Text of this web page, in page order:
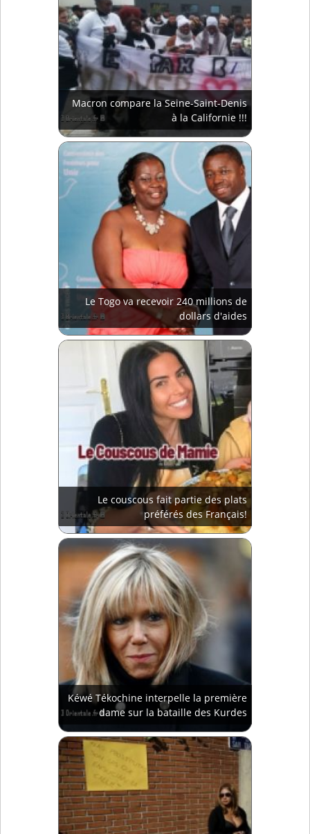
Macron compare la Seine-Saint-Denis
à la Californie !!!
Le Togo va recevoir 240 millions de
dollars d'aides
Le couscous fait partie des plats
préférés des Français!
Kéwé Tékochine interpelle la première
dame sur la bataille des Kurdes